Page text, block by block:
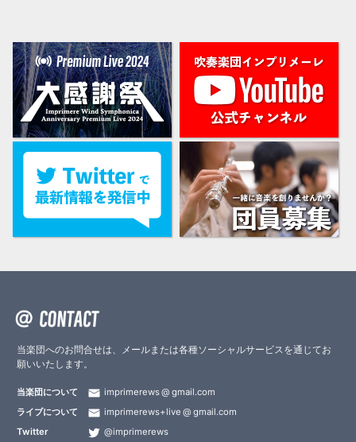
当楽団へのお問合せは、メールまたは各種ソーシャルサービスを通じてお
願いいたします。
当楽団について imprimerews
gmail.com
ライブについて
imprimerews+live
gmail.com
Twitter
@imprimerews